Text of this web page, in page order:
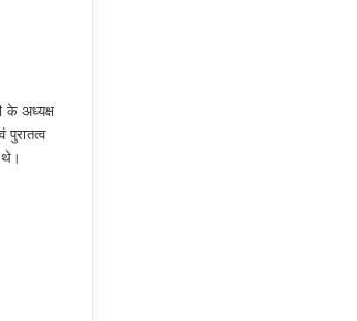
के अध्यक्ष
पुरातत्व
थे।